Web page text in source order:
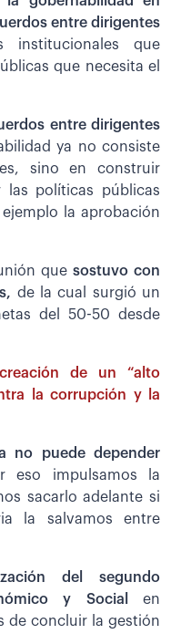
entre dirigentes
que
que necesita el
entre dirigentes
ya no consiste
sino en construir
las políticas públicas
la aprobación
que sostuvo con
de la cual surgió un
del 50-50 desde
de un “alto
la corrupción y la
no puede depender
eso impulsamos la
sacarlo adelante si
la salvamos entre
del segundo
y Social en
de concluir la gestión